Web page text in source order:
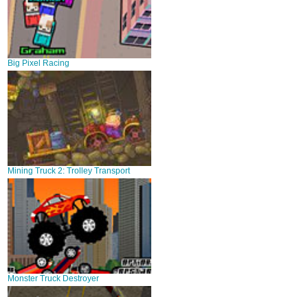
Big Pixel Racing
Mining Truck 2: Trolley Transport
Monster Truck Destroyer